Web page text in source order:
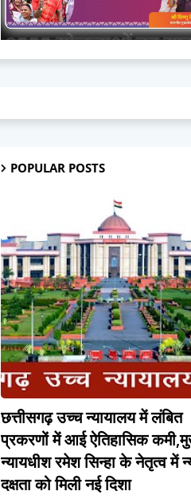
POPULAR POSTS
छत्तीसगढ़ उच्च न्यायालय में लंबित
प्रकरणों में आई ऐतिहासिक
न्यायधीश रमेश सिन्हा के नेतृत्व में
दक्षता को मिली नई दिशा